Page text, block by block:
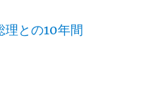
との10年間